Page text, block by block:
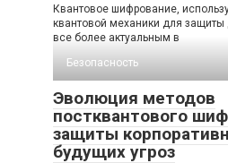
Квантовое шифрование,
квантовой механики для защиты
все более актуальным в
Безопасность
Эволюция методов
постквантового
защиты
будущих угроз